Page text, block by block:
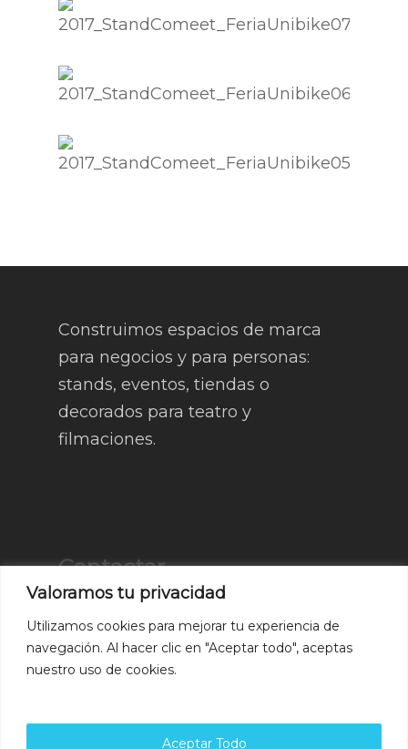
Valoramos tu privacidad
Utilizamos cookies para mejorar tu experiencia de
navegación. Al hacer clic en "Aceptar todo", aceptas
nuestro uso de cookies.
Aceptar Todo
Construimos espacios de marca
para negocios y para personas:
stands, eventos, tiendas o
decorados para teatro y
filmaciones.
Contactar
Av. de Laredo, 42, 28946
Fuenlabrada, Madrid